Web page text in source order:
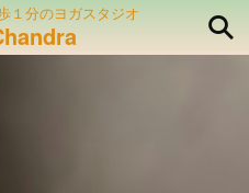
１分のヨガスタジオ